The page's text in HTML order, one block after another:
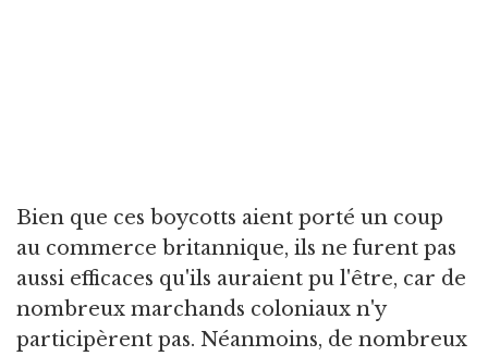
Bien que ces boycotts aient porté un coup
au commerce britannique, ils ne furent pas
aussi efficaces qu'ils auraient pu l'être, car de
nombreux marchands coloniaux n'y
participèrent pas. Néanmoins, de nombreux